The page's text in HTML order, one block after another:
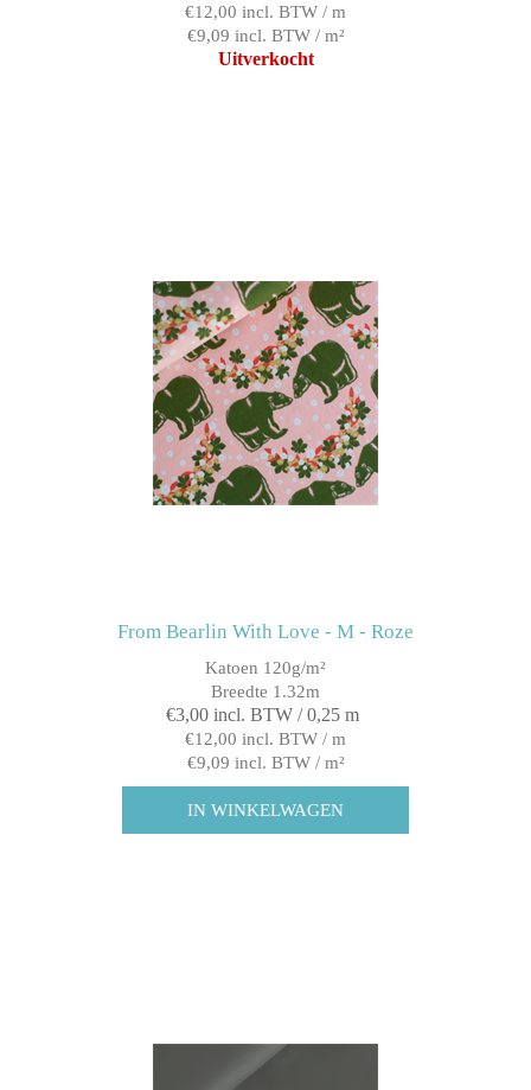
€12,00 incl. BTW / m
€9,09 incl. BTW / m²
Uitverkocht
From Bearlin With Love - M - Roze
Katoen 120g/m²
Breedte 1.32m
€3,00 incl. BTW / 0,25 m
€12,00 incl. BTW / m
€9,09 incl. BTW / m²